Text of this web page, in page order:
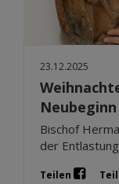
23.12.2025
Neubeginn
Bischof
der
Teilen